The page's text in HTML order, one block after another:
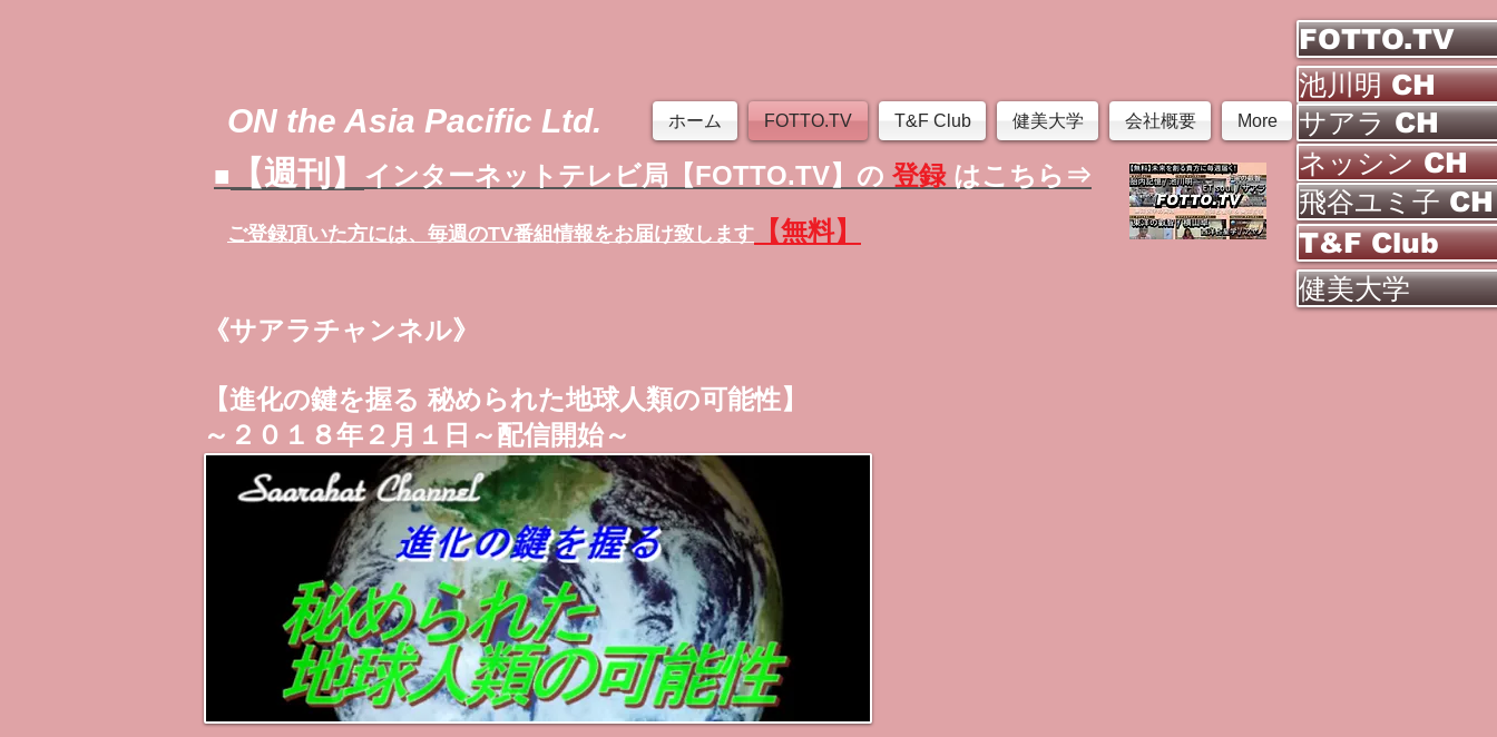
FOTTO.TV
池川明 CH
ON the Asia Pacific Ltd. ホーム FOTTO.TV T&F Club 健美大学 会社概要 More
■ 【週刊】 インターネットテレビ局【FOTTO.TV】の 登録 はこちら⇒
ご登録頂いた方には、 毎週のTV番組情報をお届け致します 【無料】
サアラ CH
ネッシン CH
飛谷ユミ子 CH
T&F Club
健美大学
《サアラチャンネル》
【進化の鍵を握る 秘められた地球人類の可能性】
～２０１８年２月１日～配信開始～